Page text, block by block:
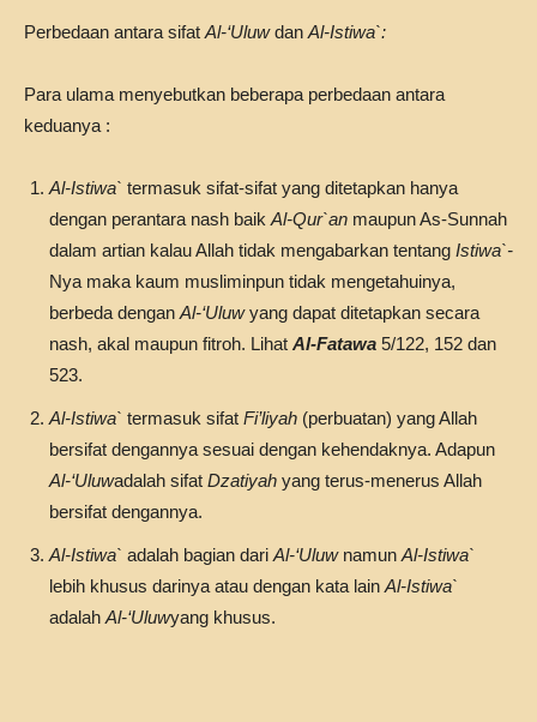
Perbedaan antara sifat Al-‘Uluwdan Al-Istiwa`:
Para ulama menyebutkan beberapa perbedaan antara
keduanya :
Al-Istiwa` termasuk sifat-sifat yang ditetapkan hanya
dengan perantara nash baik Al-Qur`an maupun As-Sunnah
dalam artian kalau Allah tidak mengabarkan tentang Istiwa`-
Nya maka kaum musliminpun tidak mengetahuinya,
berbeda dengan Al-‘Uluwyang dapat ditetapkan secara
nash, akal maupun fitroh. Lihat Al-Fatawa 5/122, 152 dan
523.
Al-Istiwa` termasuk sifat Fi’liyah (perbuatan) yang Allah
bersifat dengannya sesuai dengan kehendaknya. Adapun
Al-‘Uluwadalah sifat Dzatiyah yang terus-menerus Allah
bersifat dengannya.
Al-Istiwa` adalah bagian dari Al-‘Uluwnamun Al-Istiwa`
lebih khusus darinya atau dengan kata lain Al-Istiwa`
adalah Al-‘Uluwyang khusus.